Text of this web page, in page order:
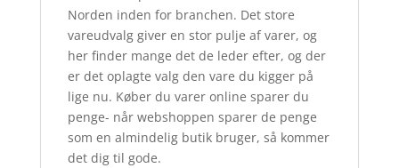
Norden inden for branchen. Det store
vareudvalg giver en stor pulje af varer, og
her finder mange det de leder efter, og der
er det oplagte valg den vare du kigger på
lige nu. Køber du varer online sparer du
penge- når webshoppen sparer de penge
som en almindelig butik bruger, så kommer
det dig til gode.